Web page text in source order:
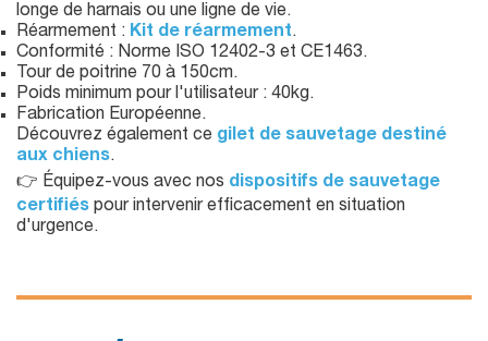
longe de harnais ou une ligne de vie.
Réarmement : Kit de réarmement.
Conformité : Norme ISO 12402-3 et CE1463.
Tour de poitrine 70 à 150cm.
Poids minimum pour l'utilisateur : 40kg.
Fabrication Européenne.
Découvrez également ce gilet de sauvetage destiné
aux chiens.
👉 Équipez-vous avec nos dispositifs de sauvetage
certifiés pour intervenir efficacement en situation
d'urgence.